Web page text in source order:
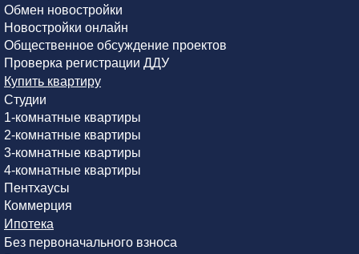
Обмен новостройки
Новостройки онлайн
Общественное обсуждение проектов
Проверка регистрации ДДУ
Купить квартиру
Студии
1-комнатные квартиры
2-комнатные квартиры
3-комнатные квартиры
4-комнатные квартиры
Пентхаусы
Коммерция
Ипотека
Без первоначального взноса